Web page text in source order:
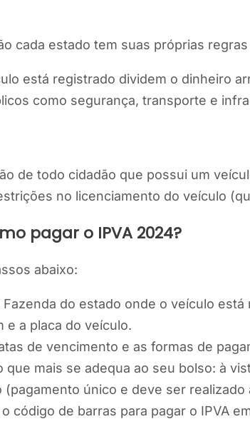
cada estado tem suas próprias
está registrado dividem o dinheiro
como segurança, transporte e
de todo cidadão que possui um
no licenciamento do veículo
pagar o IPVA 2024?
abaixo:
do estado onde o veículo
e a placa do veículo.
de vencimento e as formas de
que mais se adequa ao seu bolso: à
único e deve ser
código de barras para pagar o IPVA